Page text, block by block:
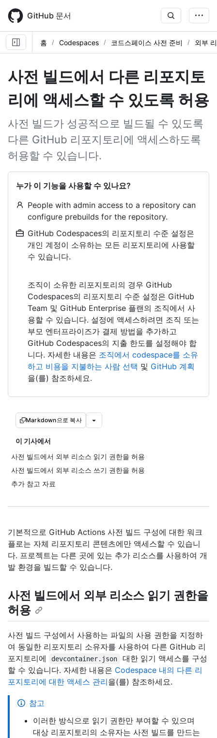
main
content
GitHub 문서
홈 Codespaces 코드스페이스 사전 준비 외부
사전 빌드에서 다른 리포지토
리에 액세스할 수 있도록 허용
사전 빌드가 성공적으로 빌드될 수 있도록
다른 GitHub 리포지토리에 액세스하도록
허용할 수 있습니다.
누가 이 기능을 사용할 수 있나요?
People with admin access to a repository can
configure prebuilds for the repository.
GitHub Codespaces의 리포지토리 수준 설정은
개인 계정이 소유하는 모든 리포지토리에 사용할
수 있습니다.
조직이 소유한 리포지토리의 경우 GitHub
Codespaces의 리포지토리 수준 설정은 GitHub
Team 및 GitHub Enterprise 플랜의 조직에서 사
용할 수 있습니다. 설정에 액세스하려면 조직 또는
부모 엔터프라이즈가 결제 방법을 추가하고
GitHub Codespaces의 지출 한도를 설정해야 합
니다. 자세한 내용은 조직에서 codespace를 소유
하고 비용을 지불하는 사람 선택 및 GitHub 계획
을(를) 참조하세요.
Markdown으로 복사
이 기사에서
사전 빌드에서 외부 리소스 읽기 권한을 허용
사전 빌드에서 외부 리소스 쓰기 권한을 허용
추가 참고 자료
기본적으로 GitHub Actions 사전 빌드 구성에 대한 워크
플로는 자체 리포지토리 콘텐츠에만 액세스할 수 있습니
다. 프로젝트는 다른 곳에 있는 추가 리소스를 사용하여 개
발 환경을 빌드할 수 있습니다.
사전 빌드에서 외부 리소스 읽기 권한을
허용
사전 빌드 구성에서 사용하는 파일의 사용 권한을 지정하
여 동일한 리포지토리 소유자를 사용하여 다른 GitHub 리
포지토리에
devcontainer.json
대한 읽기 액세스를 구성
할 수 있습니다. 자세한 내용은 Codespace 내의 다른 리
포지토리에 대한 액세스 관리을(를) 참조하세요.
참고
이러한 방식으로 읽기 권한만 부여할 수 있으며
대상 리포지토리의 소유자는 사전 빌드를 만드는